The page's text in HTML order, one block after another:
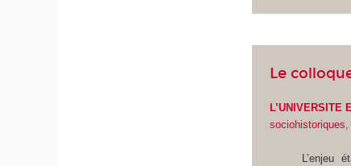
Le
L’UNIVERSITE
L’enjeu